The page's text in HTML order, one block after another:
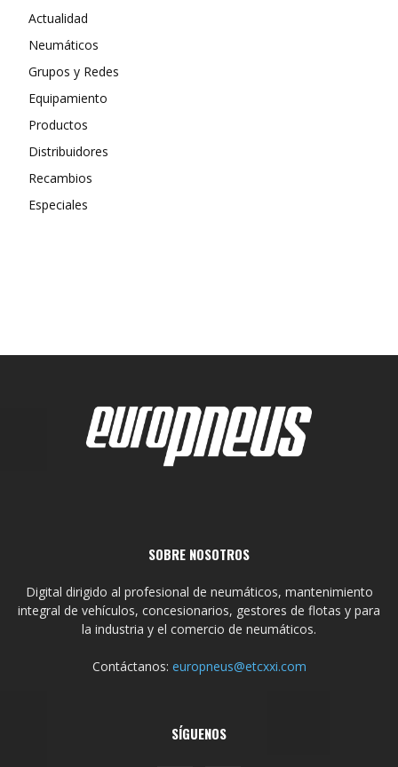
Actualidad
Neumáticos
Grupos y Redes
Equipamiento
Productos
Distribuidores
Recambios
Especiales
SOBRE NOSOTROS
Digital dirigido al profesional de neumáticos, mantenimiento
integral de vehículos, concesionarios, gestores de flotas y para
la industria y el comercio de neumáticos.
Contáctanos: europneus@etcxxi.com
SÍGUENOS